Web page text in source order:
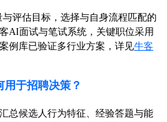
评估目标，选择与自身流程匹配的
AI面试与笔试系统，关键职位采用
例库已验证多行业方案，详见牛客
用于招聘决策？
总候选人行为特征、经验答题与能